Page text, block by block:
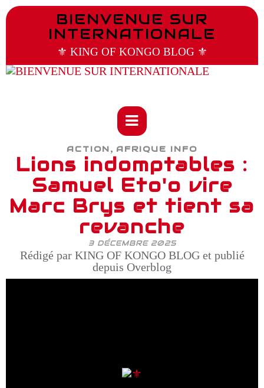
BIENVENUE SUR
INTERNATIONALE
⚜️ KING OF KONGO BLOG ⚜️
ACTION, AFRIQUE INFO
Lions indomptables :
Samuel Eto'o vire
Marc Brys et tient sa
revanche
3 DÉCEMBRE 2025
Rédigé par KING OF KONGO BLOG et publié
depuis Overblog